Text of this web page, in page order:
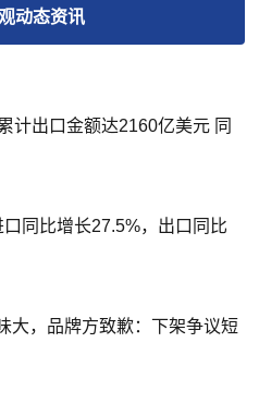
动态资讯
计出口金额达2160亿美元 同
同比增长27.5%，出口同比
大，品牌方致歉：下架争议短